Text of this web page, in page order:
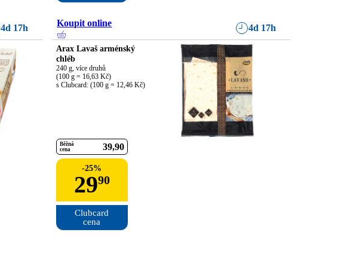
4d 17h Koupit online 4d 17h
Arax Lavaš arménský
chléb
240 g, více druhů
(100 g = 16,63 Kč)
s Clubcard: (100 g = 12,46 Kč)
Běžná
cena
39 90
-25%
2990
Clubcard
cena